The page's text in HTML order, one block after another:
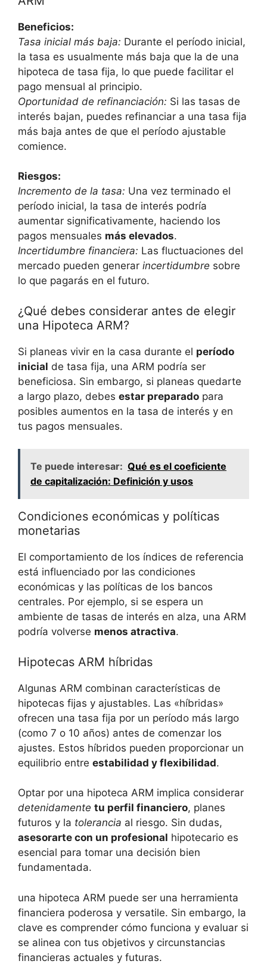
Beneficios:
Tasa inicial más baja: Durante el período inicial,
la tasa es usualmente más baja que la de una
hipoteca de tasa fija, lo que puede facilitar el
pago mensual al principio.
Oportunidad de refinanciación: Si las tasas de
interés bajan, puedes refinanciar a una tasa fija
más baja antes de que el período ajustable
comience.
Riesgos:
Incremento de la tasa: Una vez terminado el
período inicial, la tasa de interés podría
aumentar significativamente, haciendo los
pagos mensuales más elevados.
Incertidumbre financiera: Las fluctuaciones del
mercado pueden generar incertidumbre sobre
lo que pagarás en el futuro.
¿Qué debes considerar antes de elegir
una Hipoteca ARM?
Si planeas vivir en la casa durante el período
inicial de tasa fija, una ARM podría ser
beneficiosa. Sin embargo, si planeas quedarte
a largo plazo, debes estar preparado para
posibles aumentos en la tasa de interés y en
tus pagos mensuales.
Te puede interesar: Qué es el coeficiente
de capitalización: Definición y usos
Condiciones económicas y políticas
monetarias
El comportamiento de los índices de referencia
está influenciado por las condiciones
económicas y las políticas de los bancos
centrales. Por ejemplo, si se espera un
ambiente de tasas de interés en alza, una ARM
podría volverse menos atractiva.
Hipotecas ARM híbridas
Algunas ARM combinan características de
hipotecas fijas y ajustables. Las «híbridas»
ofrecen una tasa fija por un período más largo
(como 7 o 10 años) antes de comenzar los
ajustes. Estos híbridos pueden proporcionar un
equilibrio entre estabilidad y flexibilidad.
Optar por una hipoteca ARM implica considerar
detenidamente tu perfil financiero, planes
futuros y la tolerancia al riesgo. Sin dudas,
asesorarte con un profesional hipotecario es
esencial para tomar una decisión bien
fundamentada.
una hipoteca ARM puede ser una herramienta
financiera poderosa y versatile. Sin embargo, la
clave es comprender cómo funciona y evaluar si
se alinea con tus objetivos y circunstancias
financieras actuales y futuras.